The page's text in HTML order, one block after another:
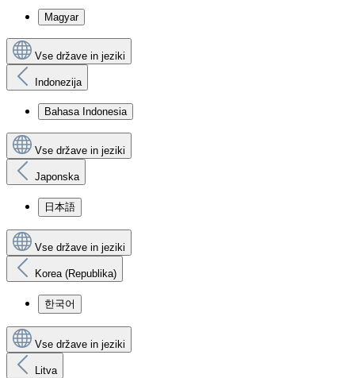
Magyar
Vse države in jeziki
Indonezija
Bahasa Indonesia
Vse države in jeziki
Japonska
日本語
Vse države in jeziki
Korea (Republika)
한국어
Vse države in jeziki
Litva